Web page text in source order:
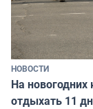
НОВОСТИ
На новогодних
отдыхать 11